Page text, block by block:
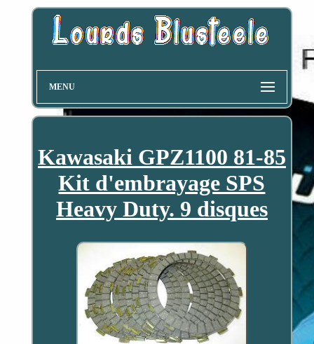
MENU
Kawasaki GPZ1100 81-85
Kit d'embrayage SPS
Heavy Duty. 9 disques